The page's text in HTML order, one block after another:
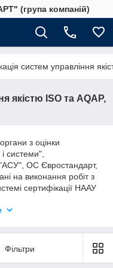
(група компаній)
систем управління
якістю ISO та AQAP,
з оцінки
системи",
ОС Євростандарт,
на виконання робіт з
сертифікації НААУ
відповідності” з
oov
подачі заявки в
Фільтри